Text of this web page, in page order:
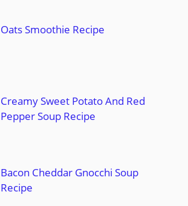
Oats Smoothie Recipe
Creamy Sweet Potato And Red
Pepper Soup Recipe
Bacon Cheddar Gnocchi Soup
Recipe